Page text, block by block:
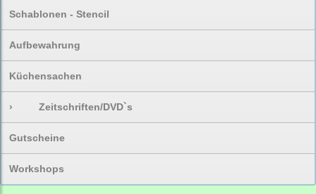
Schablonen - Stencil
Aufbewahrung
Küchensachen
› Zeitschriften/DVD`s
Gutscheine
Workshops